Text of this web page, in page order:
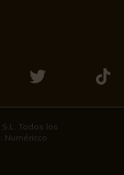
en
Twitter
en
Todos los
Numéricco